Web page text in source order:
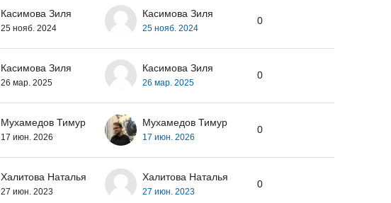
Касимова Зиля
25 нояб. 2024
Касимова Зиля
25 нояб. 2024
0
Касимова Зиля
26 мар. 2025
Касимова Зиля
26 мар. 2025
0
Мухамедов Тимур
17 июн. 2026
Мухамедов Тимур
17 июн. 2026
0
Халитова Наталья
27 июн. 2023
Халитова Наталья
27 июн. 2023
0